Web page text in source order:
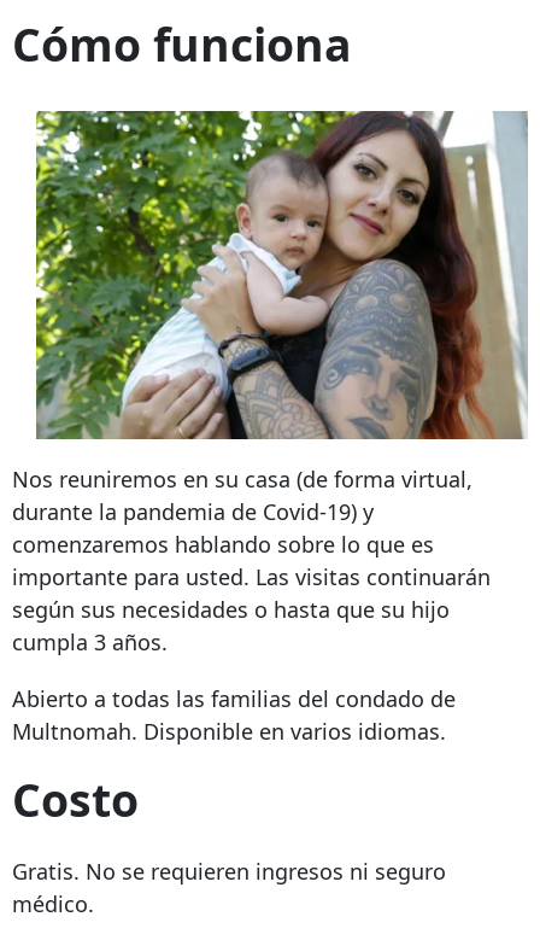
Cómo funciona
Nos reuniremos en su casa (de forma virtual,
durante la pandemia de Covid-19) y
comenzaremos hablando sobre lo que es
importante para usted. Las visitas continuarán
según sus necesidades o hasta que su hijo
cumpla 3 años.
Abierto a todas las familias del condado de
Multnomah. Disponible en varios idiomas.
Costo
Gratis. No se requieren ingresos ni seguro
médico.